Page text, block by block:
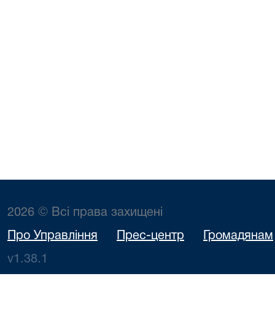
2026 © Всі права захищені
Про Управління Прес-центр Громадянам
v1.38.1